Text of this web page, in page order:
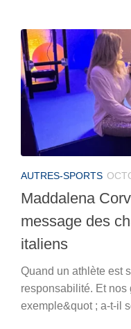
AUTRES-SPORTS
Maddalena
message des
italiens
Quand un athlète est
responsabilité. Et
exemple&quot ; a-t-il